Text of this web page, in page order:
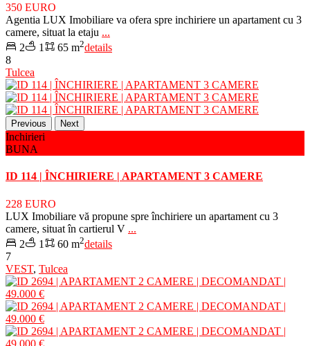
350 EURO
Agentia LUX Imobiliare va ofera spre inchiriere un apartament cu 3
camere, situat la etaju ...
2
1 65 m2details
8
Tulcea
Previous Next
Inchirieri
BUNA
ID 114 | ÎNCHIRIERE | APARTAMENT 3 CAMERE
228 EURO
LUX Imobiliare vă propune spre închiriere un apartament cu 3
camere, situat în cartierul V ...
2
1 60 m2details
7
VEST, Tulcea